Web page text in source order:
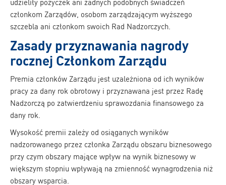
udzieliły pożyczek ani żadnych podobnych świadczeń
członkom Zarządów, osobom zarządzającym wyższego
szczebla ani członkom swoich Rad Nadzorczych.
Zasady przyznawania nagrody
rocznej Członkom Zarządu
Premia członków Zarządu jest uzależniona od ich wyników
pracy za dany rok obrotowy i przyznawana jest przez Radę
Nadzorczą po zatwierdzeniu sprawozdania finansowego za
dany rok.
Wysokość premii zależy od osiąganych wyników
nadzorowanego przez członka Zarządu obszaru biznesowego
przy czym obszary mające wpływ na wynik biznesowy w
większym stopniu wpływają na zmienność wynagrodzenia niż
obszary wsparcia.